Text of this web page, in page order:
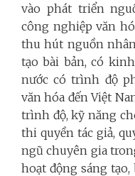
vào phát triển
công nghiệp văn
thu hút nguồn
tạo bài bản, có
nước có trình độ
văn hóa đến Việt
trình độ, kỹ năng
thi quyền tác giả,
ngũ chuyên gia
hoạt động sáng